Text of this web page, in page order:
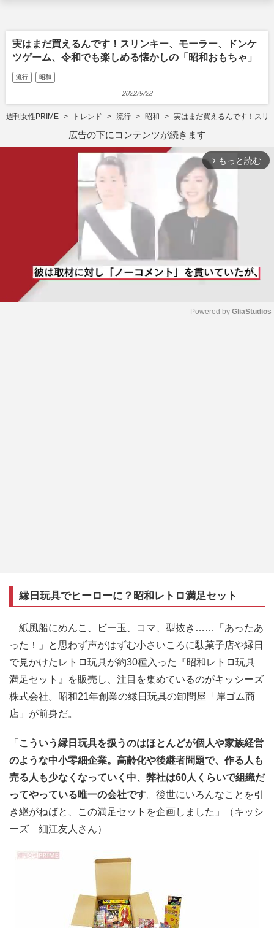
実はまだ買えるんです！スリンキー、モーラー、ドンケ
ツゲーム、令和でも楽しめる懐かしの「昭和おもちゃ」
流行 昭和
2022/9/23
週刊女性PRIME トレンド 流行 昭和 実はまだ買えるんです！スリ
広告の下にコンテンツが続きます
arrow_forward_ios もっと読む
Powered by GliaStudios
縁日玩具でヒーローに？昭和レトロ満足セット
紙風船にめんこ、ビー玉、コマ、型抜き……「あったあ
った！」と思わず声がはずむ小さいころに駄菓子店や縁日
で見かけたレトロ玩具が約30種入った『昭和レトロ玩具
満足セット』を販売し、注目を集めているのがキッシーズ
株式会社。昭和21年創業の縁日玩具の卸問屋「岸ゴム商
店」が前身だ。
「 こういう縁日玩具を扱うのはほとんどが個人や家族経営
のような中小零細企業。高齢化や後継者問題で、作る人も
売る人も少なくなっていく中、弊社は60人くらいで組織だ
ってやっている唯一の会社です。後世にいろんなことを引
き継がねばと、この満足セットを企画しました」（キッシ
ーズ 細江友人さん）